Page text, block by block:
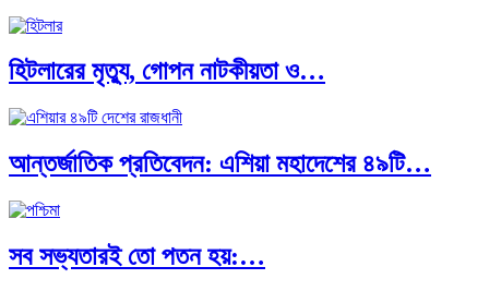
হিটলারের মৃত্যু, গোপন নাটকীয়তা ও…
আন্তর্জাতিক প্রতিবেদন: এশিয়া মহাদেশের ৪৯টি…
সব সভ্যতারই তো পতন হয়:…